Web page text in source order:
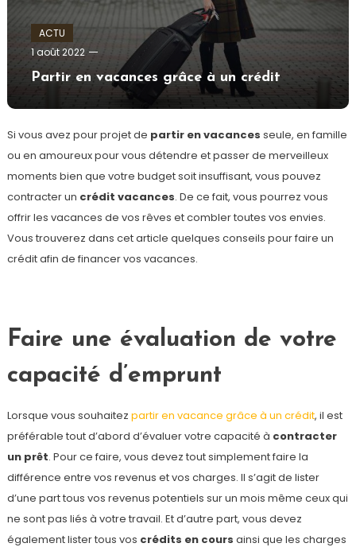
ACTU
1 août 2022
admin
Partir en vacances grâce à un crédit
Si vous avez pour projet de partir en vacances seule, en famille
ou en amoureux pour vous détendre et passer de merveilleux
moments bien que votre budget soit insuffisant, vous pouvez
contracter un crédit vacances. De ce fait, vous pourrez vous
offrir les vacances de vos rêves et combler toutes vos envies.
Vous trouverez dans cet article quelques conseils pour faire un
crédit afin de financer vos vacances.
Faire une évaluation de votre
capacité d’emprunt
Lorsque vous souhaitez partir en vacance grâce à un crédit, il est
préférable tout d’abord d’évaluer votre capacité à contracter
un prêt. Pour ce faire, vous devez tout simplement faire la
différence entre vos revenus et vos charges. Il s’agit de lister
d’une part tous vos revenus potentiels sur un mois même ceux qui
ne sont pas liés à votre travail. Et d’autre part, vous devez
également lister tous vos crédits en cours ainsi que les charges